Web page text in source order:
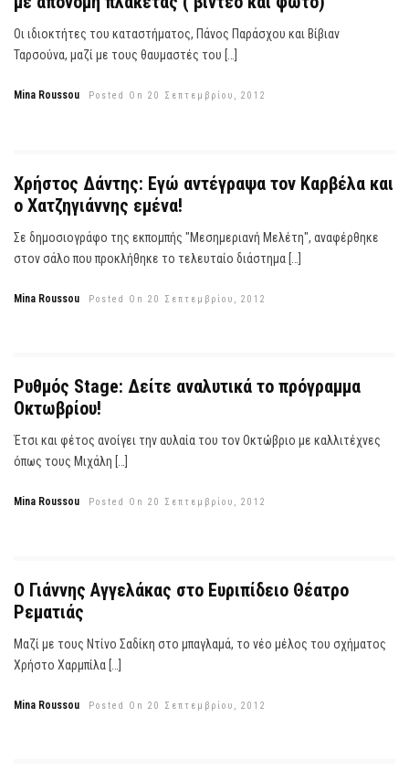
Οι ιδιοκτήτες του καταστήματος, Πάνος Παράσχου και Βίβιαν
Ταρσούνα, μαζί με τους θαυμαστές του […]
Mina Roussou Posted On 20 Σεπτεμβρίου, 2012
Χρήστος Δάντης: Εγώ αντέγραψα τον Καρβέλα και
ο Χατζηγιάννης εμένα!
Σε δημοσιογράφο της εκπομπής "Μεσημεριανή Μελέτη", αναφέρθηκε
στον σάλο που προκλήθηκε το τελευταίο διάστημα […]
Mina Roussou Posted On 20 Σεπτεμβρίου, 2012
Ρυθμός Stage: Δείτε αναλυτικά το πρόγραμμα
Οκτωβρίου!
Έτσι και φέτος ανοίγει την αυλαία του τον Οκτώβριο με καλλιτέχνες
όπως τους Μιχάλη […]
Mina Roussou Posted On 20 Σεπτεμβρίου, 2012
Ο Γιάννης Αγγελάκας στο Ευριπίδειο Θέατρο
Ρεματιάς
Μαζί με τους Ντίνο Σαδίκη στο μπαγλαμά, το νέο μέλος του σχήματος
Χρήστο Χαρμπίλα […]
Mina Roussou Posted On 20 Σεπτεμβρίου, 2012